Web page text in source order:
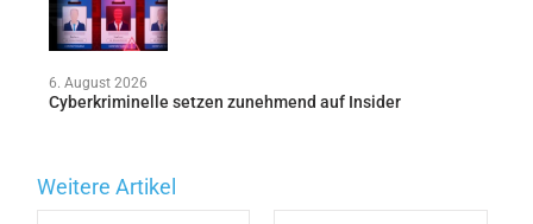
6. August 2026
Cyberkriminelle setzen zunehmend auf Insider
Weitere Artikel